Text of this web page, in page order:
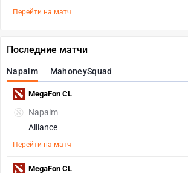
Перейти на матч
Последние матчи
Napalm MahoneySquad
Napalm
Alliance
Перейти на матч
MegaFon CL
MegaFon CL